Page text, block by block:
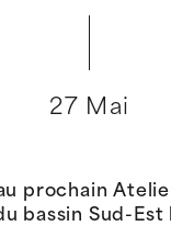
27 Mai
prochain
bassin Sud-Est